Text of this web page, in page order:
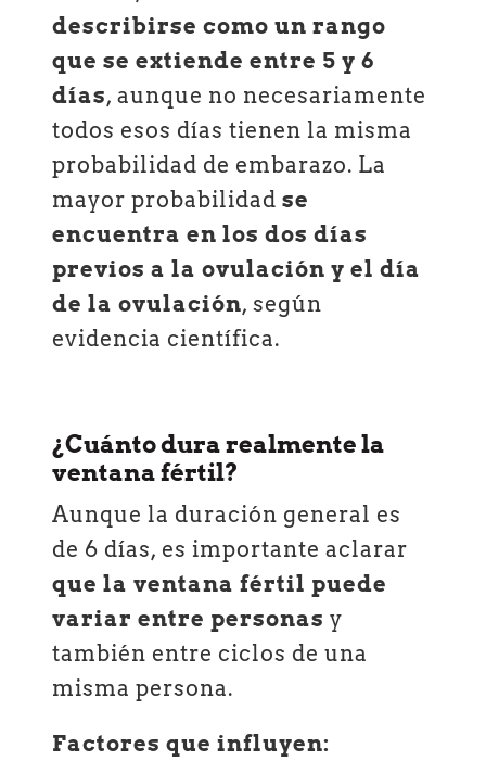
describirse como un rango
que se extiende entre 5 y 6
días, aunque no necesariamente
todos esos días tienen la misma
probabilidad de embarazo. La
mayor probabilidadse
encuentra en los dos días
previos a la ovulación y el día
de la ovulación, según
evidencia científica.
¿Cuánto dura realmente la
ventana fértil?
Aunque la duración general es
de 6 días, es importante aclarar
que la ventana fértil puede
variar entre personas y
también entre ciclos de una
misma persona.
Factores que influyen: